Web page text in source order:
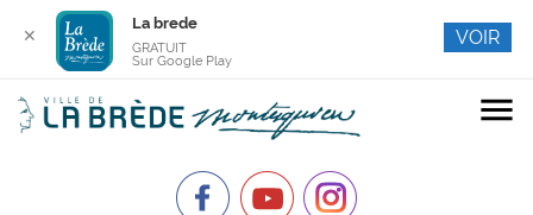
menu
✕
La brede
GRATUIT
Sur Google Play
VOIR